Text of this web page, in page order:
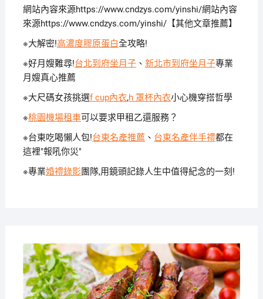
網站內容來源https://www.cndzys.com/yinshi/網站內容
來源https://www.cndzys.com/yinshi/【其他文章推薦】
※大解密!高濃度膠原蛋白全攻略!
※好月嫂難尋!台北到府坐月子、 新北市到府坐月子專業
月嫂真心推薦
※大尺碼女孩挑選f cup內衣,h 罩杯內衣小心機穿搭哲學
※桃園機場租車可以要求甲租乙還服務？
※台東吃喝懶人包!台東名產推薦 、 台東名產伴手禮都在
這裡"報吼你災"
※專業婚禮錄影團隊,用鏡頭記錄人生中值得紀念的一刻!